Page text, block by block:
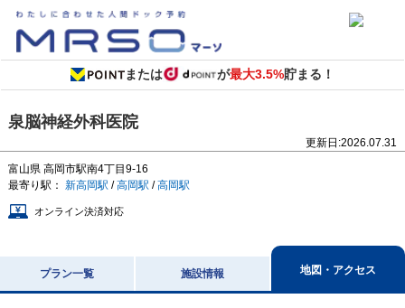
または が最大3.5%貯まる！
泉脳神経外科医院
更新日:2026.07.31
富山県 高岡市駅南4丁目9-16
最寄り駅： 新高岡駅 /高岡駅 /高岡駅
オンライン決済対応
プラン一覧 施設情報 地図・アクセス